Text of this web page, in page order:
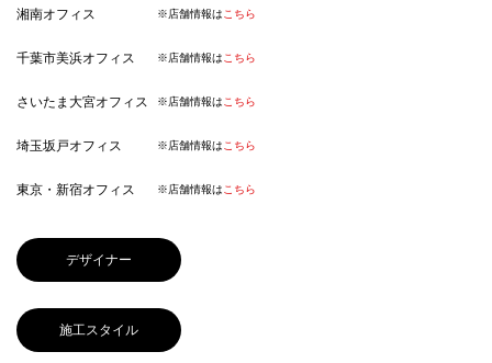
湘南オフィス
千葉市美浜オフィス
さいたま大宮オフィス
埼玉坂戸オフィス
東京・新宿オフィス
※店舗情報は こちら
※店舗情報は こちら
※店舗情報は こちら
※店舗情報は こちら
※店舗情報は こちら
デザイナー
施工スタイル